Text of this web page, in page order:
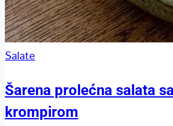
Salate
Šarena prolećna salata sa
krompirom